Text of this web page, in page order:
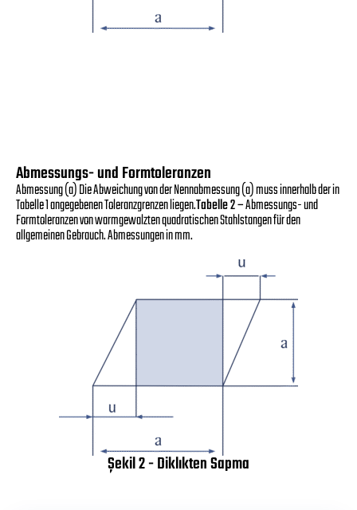
Abmessungs- und Formtoleranzen
Abmessung (a) Die Abweichung von der Nennabmessung (a) muss innerhalb der in
Tabelle 1 angegebenen Toleranzgrenzen liegen.Tabelle 2 –Abmessungs- und
Formtoleranzen von warmgewalzten quadratischen Stahlstangen für den
allgemeinen Gebrauch. Abmessungen in mm.
Şekil 2 - Diklıkten Sapma